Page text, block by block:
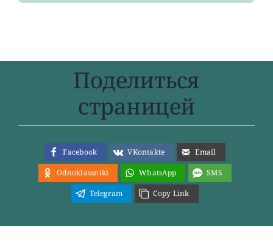
Поделиться
страницей
Facebook VKontakte
Email
Odnoklassniki
WhatsApp
SMS
Telegram
Copy Link